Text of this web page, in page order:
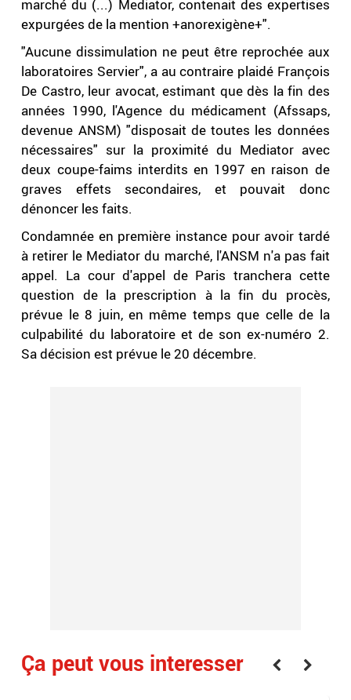
marché du (...) Mediator, contenait des expertises
expurgées de la mention +anorexigène+".
"Aucune dissimulation ne peut être reprochée aux
laboratoires Servier", a au contraire plaidé François
De Castro, leur avocat, estimant que dès la fin des
années 1990, l'Agence du médicament (Afssaps,
devenue ANSM) "disposait de toutes les données
nécessaires" sur la proximité du Mediator avec
deux coupe-faims interdits en 1997 en raison de
graves effets secondaires, et pouvait donc
dénoncer les faits.
Condamnée en première instance pour avoir tardé
à retirer le Mediator du marché, l'ANSM n'a pas fait
appel. La cour d'appel de Paris tranchera cette
question de la prescription à la fin du procès,
prévue le 8 juin, en même temps que celle de la
culpabilité du laboratoire et de son ex-numéro 2.
Sa décision est prévue le 20 décembre.
Ça peut vous interesser